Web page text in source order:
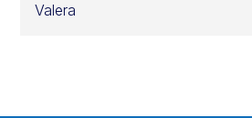
Valera